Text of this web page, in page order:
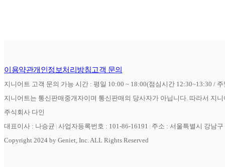
이용약관개인정보처리방침고객 문의
지니어트 고객 문의 가능 시간 : 평일 10:00 ~ 18:00(점심시간 12:30~13:30 /
지니어트는 통신판매중개자이며 통신판매의 당사자가 아닙니다. 따라서 지
주식회사 다인
대표이사 : 나승균 사업자등록번호 : 101-86-16191
주소 : 서울특별시 강남
Copyright 2024 by Geniet, Inc. ALL Rights Reserved